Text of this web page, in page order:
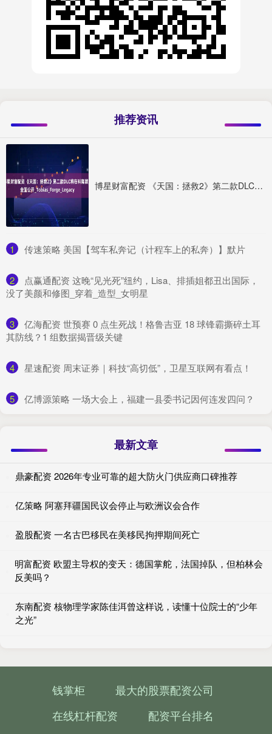
推荐资讯
博星财富配资 《天国：拯救2》第二款DLC将在科隆展上全面公开_Tobias_Forge_Legacy
1 ​传速策略 美国【驾车私奔记（计程车上的私奔）】默片
2
​点赢通配资 这晚“见光死”纽约，Lisa、排插姐都丑出国际，
没了美颜和修图_穿着_造型_女明星
3
​亿海配资 世预赛 0 点生死战！格鲁吉亚 18 球锋霸撕碎土耳
其防线？1 组数据揭晋级关键
4 ​星速配资 周末证券｜科技“高切低”，卫星互联网有看点！
5 ​亿博源策略 一场大会上，福建一县委书记因何连发四问？
最新文章
鼎豪配资 2026年专业可靠的超大防火门供应商口碑推荐
亿策略 阿塞拜疆国民议会停止与欧洲议会合作
盈股配资 一名古巴移民在美移民拘押期间死亡
明富配资 欧盟主导权的变天：德国掌舵，法国掉队，但柏林会
反美吗？
东南配资 核物理学家陈佳洱曾这样说，读懂十位院士的“少年
之光”
钱掌柜
最大的股票配资公司
在线杠杆配资
配资平台排名